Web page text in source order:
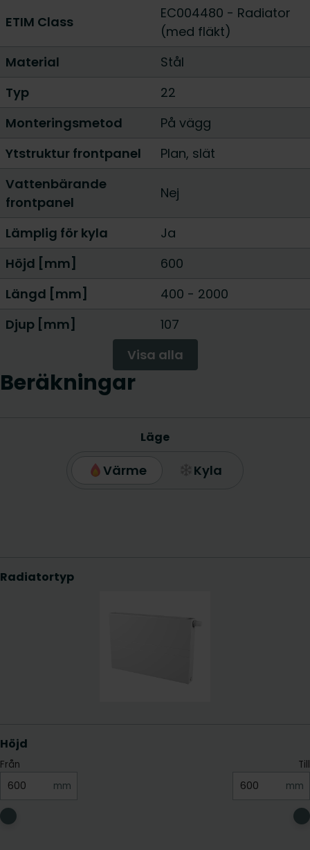
ETIM Class
EC004480 - Radiator
(med fläkt)
Material
Stål
Typ
22
Monteringsmetod
På vägg
Ytstruktur frontpanel
Plan, slät
Vattenbärande
frontpanel
Nej
Lämplig för kyla
Ja
Höjd [mm]
600
Längd [mm]
400 - 2000
Djup [mm]
107
Visa alla
Beräkningar